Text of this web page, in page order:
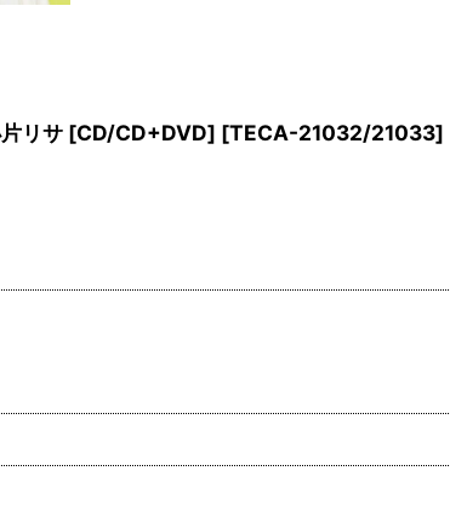
リサ [CD/CD+DVD] [TECA-21032/21033]